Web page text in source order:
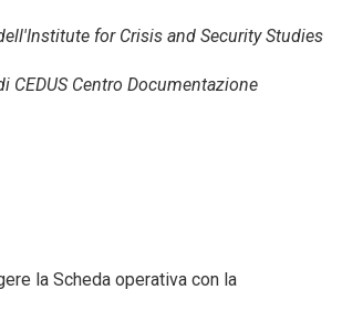
for Crisis and Security Studies
CEDUS Centro Documentazione
la Scheda operativa con la